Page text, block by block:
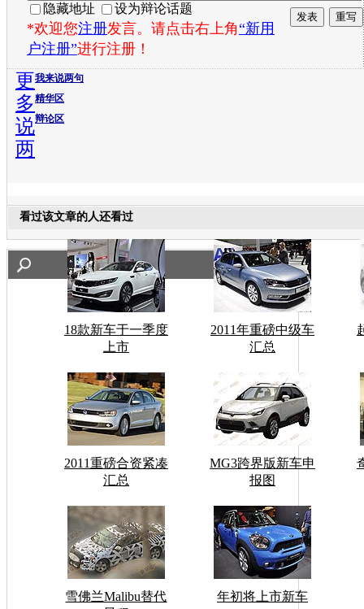
隐藏地址 设为辩论话题
*欢迎您注册发言。请点击右上角“新用
户注册”进行注册！
我来说两句
精华区
辩论区
更
多
说
两
看过该文章的人还看过
18款新车于一季度
上市
2011年重磅中级车
汇总
2011重磅合资紧凑
汇总
MG3跨界版新车申
报图
雪佛兰Malibu替代
年初将上市新车